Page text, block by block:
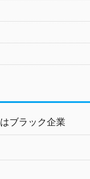
ブラック企業